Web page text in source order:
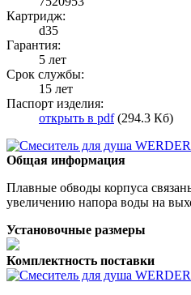
Картридж:
d35
Гарантия:
5 лет
Срок службы:
15 лет
Паспорт изделия:
открыть в pdf(294.3 Кб)
Общая информация
Плавные обводы корпуса
увеличению напора воды на
Установочные размеры
Комплектность поставки